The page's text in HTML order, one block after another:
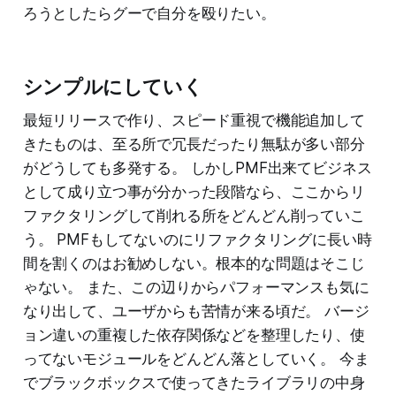
ろうとしたらグーで自分を殴りたい。
シンプルにしていく
最短リリースで作り、スピード重視で機能追加して
きたものは、至る所で冗長だったり無駄が多い部分
がどうしても多発する。 しかしPMF出来てビジネス
として成り立つ事が分かった段階なら、ここからリ
ファクタリングして削れる所をどんどん削っていこ
う。 PMFもしてないのにリファクタリングに長い時
間を割くのはお勧めしない。根本的な問題はそこじ
ゃない。 また、この辺りからパフォーマンスも気に
なり出して、ユーザからも苦情が来る頃だ。 バージ
ョン違いの重複した依存関係などを整理したり、使
ってないモジュールをどんどん落としていく。 今ま
でブラックボックスで使ってきたライブラリの中身